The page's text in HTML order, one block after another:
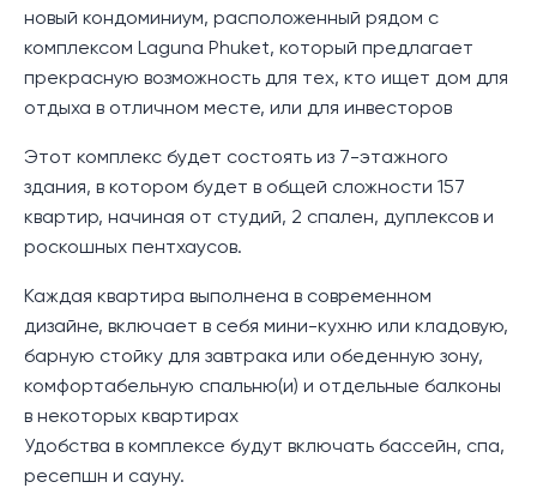
новый кондоминиум, расположенный рядом с
комплексом Laguna Phuket, который предлагает
прекрасную возможность для тех, кто ищет дом для
отдыха в отличном месте, или для инвесторов
Этот комплекс будет состоять из 7-этажного
здания, в котором будет в общей сложности 157
квартир, начиная от студий, 2 спален, дуплексов и
роскошных пентхаусов.
Каждая квартира выполнена в современном
дизайне, включает в себя мини-кухню или кладовую,
барную стойку для завтрака или обеденную зону,
комфортабельную спальню(и) и отдельные балконы
в некоторых квартирах
Удобства в комплексе будут включать бассейн, спа,
ресепшн и сауну.